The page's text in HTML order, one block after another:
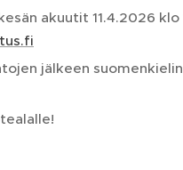
akuutit 11.4.2026 klo
jälkeen